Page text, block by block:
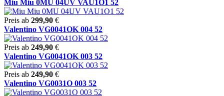
Miu Miu 0MU 04UV VAU1O1 52
Preis ab 299,90 €
Valentino VG0041OK 004 52
Preis ab 249,90 €
Valentino VG0041OK 003 52
Preis ab 249,90 €
Valentino VG0031O 003 52